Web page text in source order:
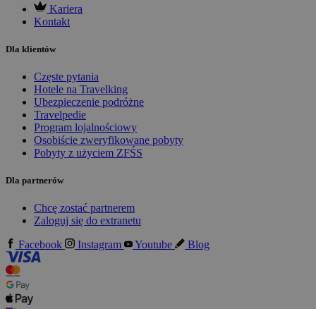
Kariera
Kontakt
Dla klientów
Częste pytania
Hotele na Travelking
Ubezpieczenie podróżne
Travelpedie
Program lojalnościowy
Osobiście zweryfikowane pobyty
Pobyty z użyciem ZFŚS
Dla partnerów
Chcę zostać partnerem
Zaloguj się do extranetu
Facebook
Instagram Youtube Blog